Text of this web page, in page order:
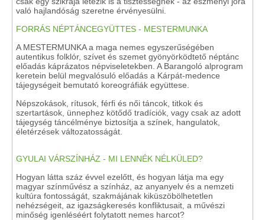
való hajlandóság szeretne érvényesülni.
FORRÁS NÉPTÁNCEGYÜTTES - MESTERMUNKA
A MESTERMUNKA a maga nemes egyszerűségében
autentikus folklór, szívet és szemet gyönyörködtető néptánc
előadás káprázatos népviseletekben. A Barangoló alprogram
keretein belül megvalósuló előadás a Kárpát-medence
tájegységeit bemutató koreográfiák együttese.
Népszokások, rítusok, férfi és női táncok, titkok és
szertartások, ünnephez kötődő tradíciók, vagy csak az adott
tájegység táncélménye biztosítja a színek, hangulatok,
életérzések változatosságát.
GYULAI VÁRSZÍNHÁZ - MI LENNÉK NÉLKÜLED?
Hogyan látta száz évvel ezelőtt, és hogyan látja ma egy
magyar színművész a színház, az anyanyelv és a nemzeti
kultúra fontosságát, szakmájának kiküszöbölhetetlen
nehézségeit, az igazságkeresés konfliktusait, a művészi
minőség igenléséért folytatott nemes harcot?